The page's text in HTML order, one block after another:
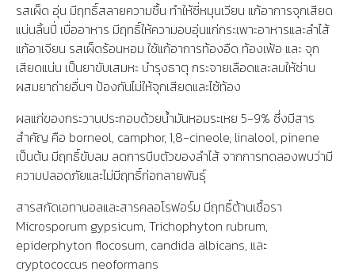
รสเผ็ด อุ่น มีฤทธิ์สลายความชื้น ทำให้ซี่หมุนเวียน แก้อาการจุกเสียด
แน่นลิ้นปี่ เบื่ออาหาร มีฤทธิ์ให้ความอบอุ่นแก่กระเพาะอาหารและลำไส้
แก้อาเจียน รสเผ็ดร้อนหอม ใช้แก้อาการท้องอืด ท้องเฟ้อ และ จุก
เสียดแน่น เป็นยาขับเสมหะ บำรุงธาตุ กระจายเลือดและลมให้ซ่าน
ผสมยาถ่ายอื่นๆ ป้องกันไม่ให้จุกเสียดและไซ้ท้อง
ผลแก่ของกระวานประกอบด้วยน้ำมันหอมระเหย 5-9% ซึ่งมีสาร
สำคัญ คือ borneol, camphor, 1,8-cineole, linalool, pinene
เป็นต้น มีฤทธิ์ขับลม ลดการบีบตัวของลำไส้ จากการทดลองพบว่ามี
ความปลอดภัยและไม่มีฤทธิ์ก่อกลายพันธุ์
สารสกัดเอทานอลและสารคลอโรฟอร์ม มีฤทธิ์ต้านเชื้อรา
Microsporum gypsicum, Trichophyton rubrum,
epiderphyton flocosum, candida albicans, และ
cryptococcus neoformans